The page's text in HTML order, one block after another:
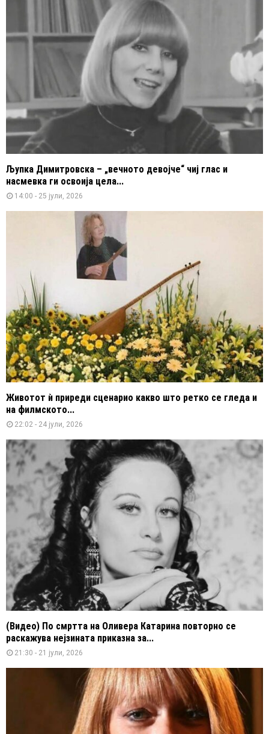
Љупка Димитровска – „вечното девојче“ чиј глас и
насмевка ги освоија цела...
14:00 - 25 јули, 2026
Животот ѝ приреди сценарио какво што ретко се гледа и
на филмското...
22:02 - 24 јули, 2026
(Видео) По смртта на Оливера Катарина повторно се
раскажува нејзината приказна за...
21:30 - 21 јули, 2026